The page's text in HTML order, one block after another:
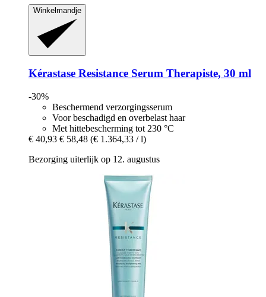
Winkelmandje
Kérastase Resistance Serum Therapiste, 30 ml
-30%
Beschermend verzorgingsserum
Voor beschadigd en overbelast haar
Met hittebescherming tot 230 °C
€ 40,93 € 58,48 (€ 1.364,33 / l)
Bezorging uiterlijk op 12. augustus